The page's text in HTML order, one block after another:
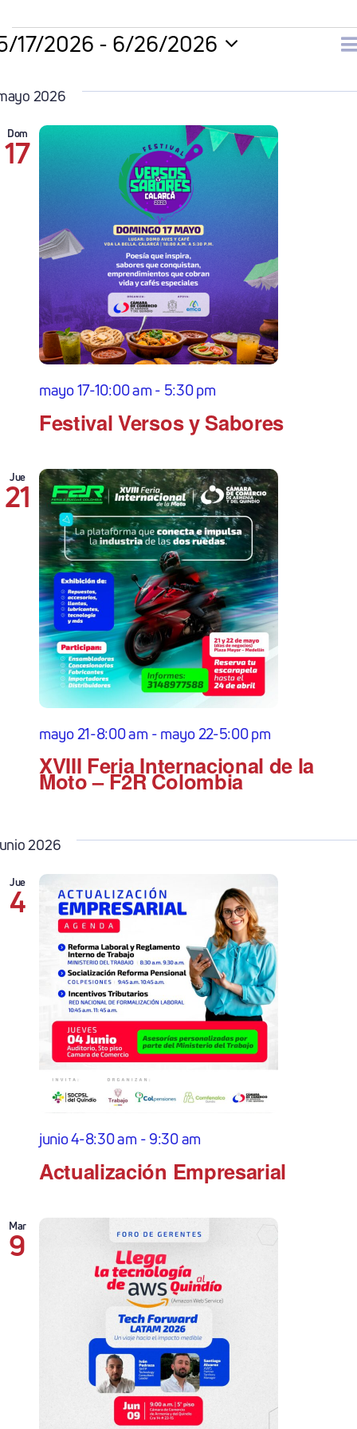
17/2026 - 6/26/2026
2026
Dom
17
Festival Versos y Sabores
mayo 17-10:00 am- 5:30 pm
Jue
21
XVIII Feria Internacional de la
Moto – F2R Colombia
mayo 21-8:00 am -mayo 22-5:00 pm
2026
Jue
4
Actualización Empresarial
junio 4-8:30 am -9:30 am
Mar
9